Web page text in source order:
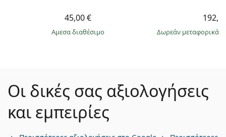
45,00 €
άμεσα διαθέσιμο Δωρεάν μεταφορικά
Οι δικές σας αξιολογήσεις
και εμπειρίες